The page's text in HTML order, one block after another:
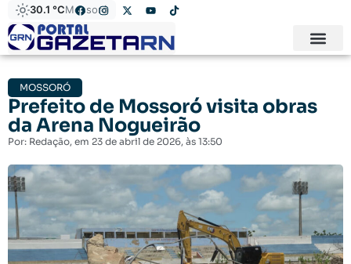
30.1 °CMossoró
MOSSORÓ
Prefeito de Mossoró visita obras
da Arena Nogueirão
Por: Redação, em 23 de abril de 2026, às 13:50